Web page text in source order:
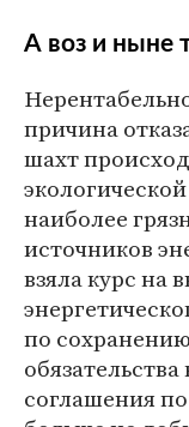
А воз и ныне
причина
шахт
наиболее
источников
взяла курс на
по
соглашения